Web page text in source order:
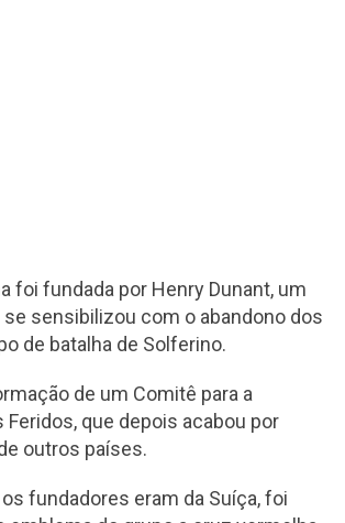
foi fundada por Henry Dunant, um
sensibilizou com o abandono dos
de batalha de Solferino.
de um Comitê para a
que depois acabou por
outros países.
fundadores eram da Suíça, foi